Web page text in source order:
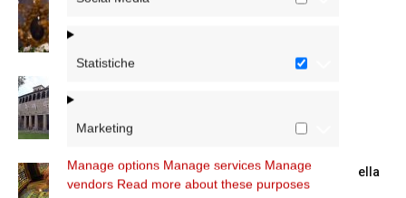
Statistiche
Marketing
Manage options Manage services Manage
vendors Read more about these purposes
Azzardo: a Termini il centro d’ascolto della
Caritas